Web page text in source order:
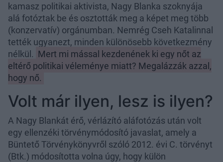
kamasz politikai aktivista, Nagy Blanka szoknyája
alá fotóztak be és osztották meg a képet meg több
(konzervatív) orgánumban. Nemrég Cseh Katalinnal
tették ugyanezt, minden különösebb következmény
nélkül. Mert mi mással kezdenének ki egy nőt az
eltérő politikai véleménye miatt? Megalázzák azzal,
hogy nő.
Volt már ilyen, lesz is ilyen?
A Nagy Blankát érő, vérlázító aláfotózás után volt
egy ellenzéki törvénymódosító javaslat, amely a
Büntető Törvénykönyvről szóló 2012. évi C. törvényt
(Btk.) módosította volna úgy, hogy külön